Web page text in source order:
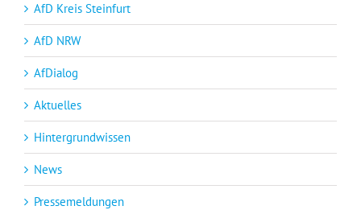
AfD Kreis Steinfurt
AfD NRW
AfDialog
Aktuelles
Hintergrundwissen
News
Pressemeldungen